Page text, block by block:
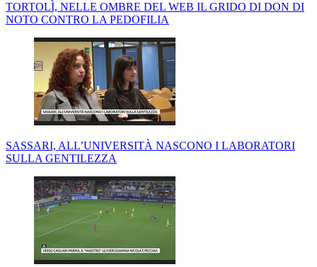
TORTOLÌ, NELLE OMBRE DEL WEB IL GRIDO DI DON DI
NOTO CONTRO LA PEDOFILIA
SASSARI, ALL’UNIVERSITÀ NASCONO I LABORATORI
SULLA GENTILEZZA